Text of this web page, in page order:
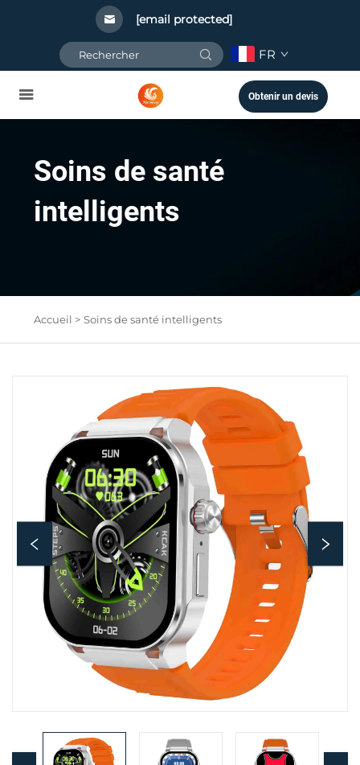
[email protected]
FR
Obtenir un devis
Soins de santé
intelligents
Accueil > Soins de santé intelligents